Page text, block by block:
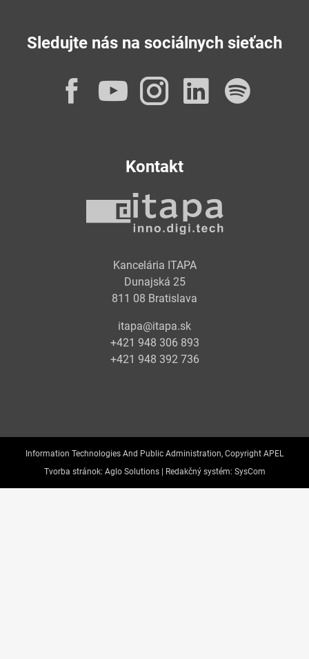
Sledujte nás na sociálnych sieťach
Facebook
YouTube
Instagram
Kontakt
Kancelária ITAPA
Dunajská 25
811 08 Bratislava
itapa@itapa.sk
+421 948 306 893
+421 948 392 736
Information Technologies And Public Administration, Copyright APEL
Tvorba stránok: Aglo Solutions | Redakčný systém: SysCom